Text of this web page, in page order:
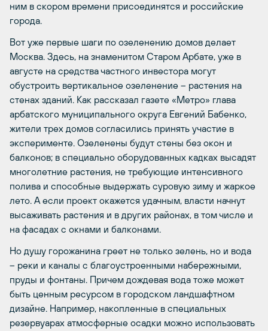
ним в скором времени присоединятся и российские
города.
Вот уже первые шаги по озеленению домов делает
Москва. Здесь, на знаменитом Старом Арбате, уже в
августе на средства частного инвестора могут
обустроить вертикальное озеленение – растения на
стенах зданий. Как рассказал газете «Метро» глава
арбатского муниципального округа Евгений Бабенко,
жители трех домов согласились принять участие в
эксперименте. Озеленены будут стены без окон и
балконов; в специально оборудованных кадках высадят
многолетние растения, не требующие интенсивного
полива и способные выдержать суровую зиму и жаркое
лето. А если проект окажется удачным, власти начнут
высаживать растения и в других районах, в том числе и
на фасадах с окнами и балконами.
Но душу горожанина греет не только зелень, но и вода
– реки и каналы с благоустроенными набережными,
пруды и фонтаны. Причем дождевая вода тоже может
быть ценным ресурсом в городском ландшафтном
дизайне. Например, накопленные в специальных
резервуарах атмосферные осадки можно использовать